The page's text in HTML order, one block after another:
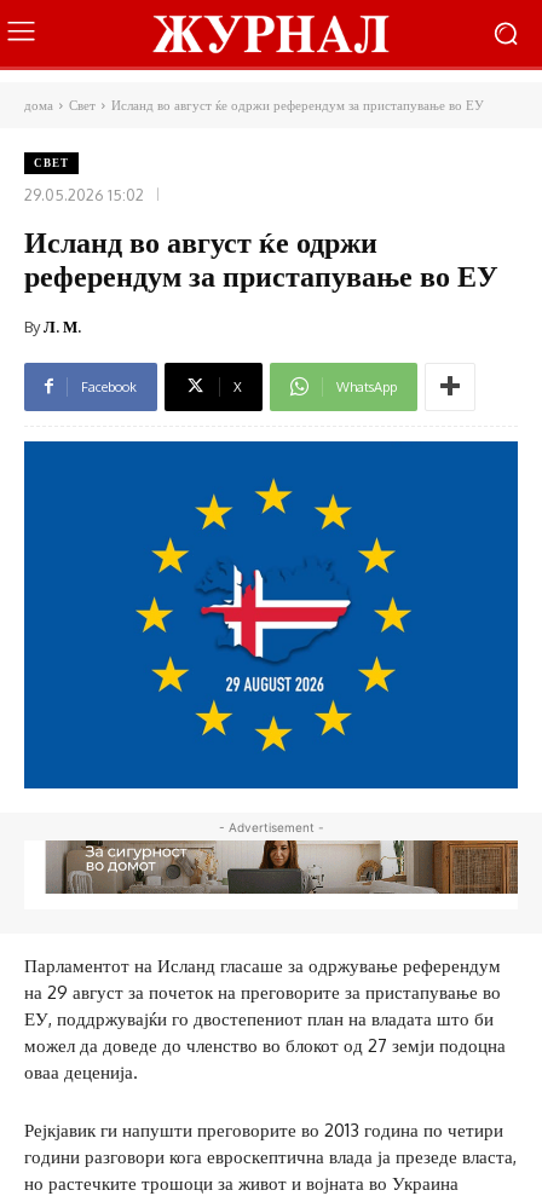
дома Свет Исланд во август ќе одржи референдум за пристапување во ЕУ
СВЕТ
29.05.2026 15:02
Исланд во август ќе одржи
референдум за пристапување во ЕУ
ByЛ. М.
Facebook X WhatsApp
- Advertisement -
Парламентот на Исланд гласаше за одржување референдум
на 29 август за почеток на преговорите за пристапување во
ЕУ, поддржувајќи го двостепениот план на владата што би
можел да доведе до членство во блокот од 27 земји подоцна
оваа деценија.
Рејкјавик ги напушти преговорите во 2013 година по четири
години разговори кога евроскептична влада ја презеде власта,
но растечките трошоци за живот и војната во Украина